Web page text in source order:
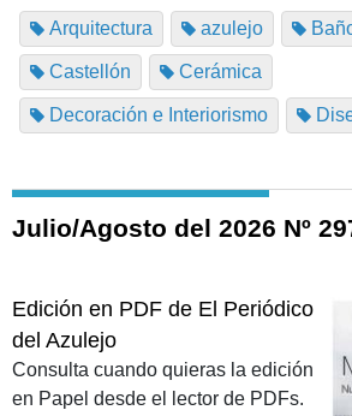
Arquitectura azulejo
Castellón Cerámica
Decoración e Interiorismo
Julio/Agosto del 2026 Nº
Edición en PDF de El Periódico
del Azulejo
Consulta cuando quieras la edición
en Papel desde el lector de PDFs.